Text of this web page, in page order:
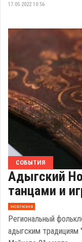
17.05.2022 10:56
СОБЫТИЯ
Адыгский
танцами и
эксклюзив
Региональный
адыгским